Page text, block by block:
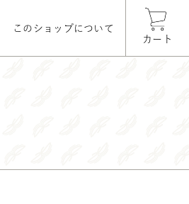
このショップについて
カート